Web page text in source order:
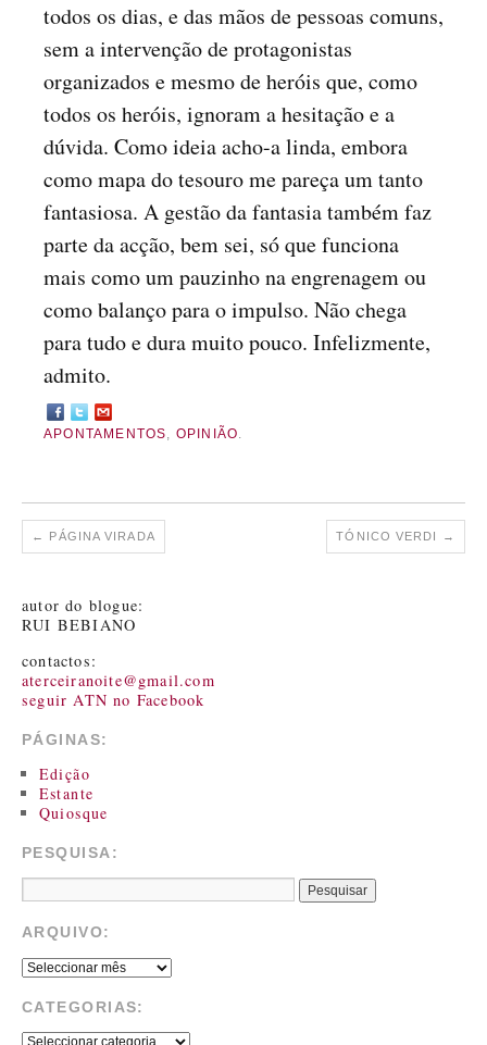
todos os dias, e das mãos de pessoas comuns,
sem a intervenção de protagonistas
organizados e mesmo de heróis que, como
todos os heróis, ignoram a hesitação e a
dúvida. Como ideia acho-a linda, embora
como mapa do tesouro me pareça um tanto
fantasiosa. A gestão da fantasia também faz
parte da acção, bem sei, só que funciona
mais como um pauzinho na engrenagem ou
como balanço para o impulso. Não chega
para tudo e dura muito pouco. Infelizmente,
admito.
APONTAMENTOS, OPINIÃO.
← PÁGINA VIRADA TÓNICO VERDI →
autor do blogue:
RUI BEBIANO
contactos:
aterceiranoite@gmail.com
seguir ATN no Facebook
PÁGINAS:
Edição
Estante
Quiosque
PESQUISA:
ARQUIVO:
CATEGORIAS: